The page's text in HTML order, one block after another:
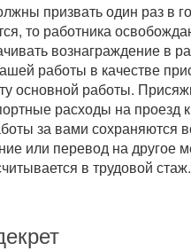
призвать один раз в
то работника
вознаграждение в
работы в качестве
основной работы.
расходы на проезд
за вами сохраняются
или перевод на другое
в трудовой стаж.